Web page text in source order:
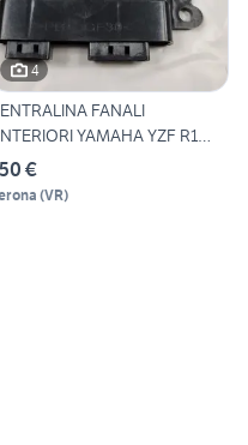
4
FANALI
YAMAHA YZF R1
R6 T
€
(VR)